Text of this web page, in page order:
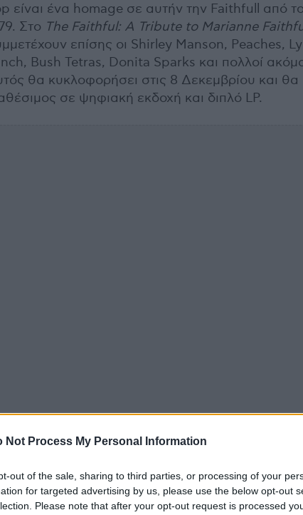
Not Process My Personal Information
out of the sale, sharing to third parties, or processing of your
for targeted advertising by us, please use the below opt-out
Please note that after your opt-out request is processed
είναι ένα homage σε αυτήν την Faithfull από
Στο The Faithful: A Tribute to Marianne
επίσης οι Shirley Manson, Peaches,
Bush Tetras, Donita Sparks και πολλοί
θα κυκλοφορήσει στις 8 Δεκεμβρίου και θα
σε ψηφιακή εκδοχή και διπλό LP.